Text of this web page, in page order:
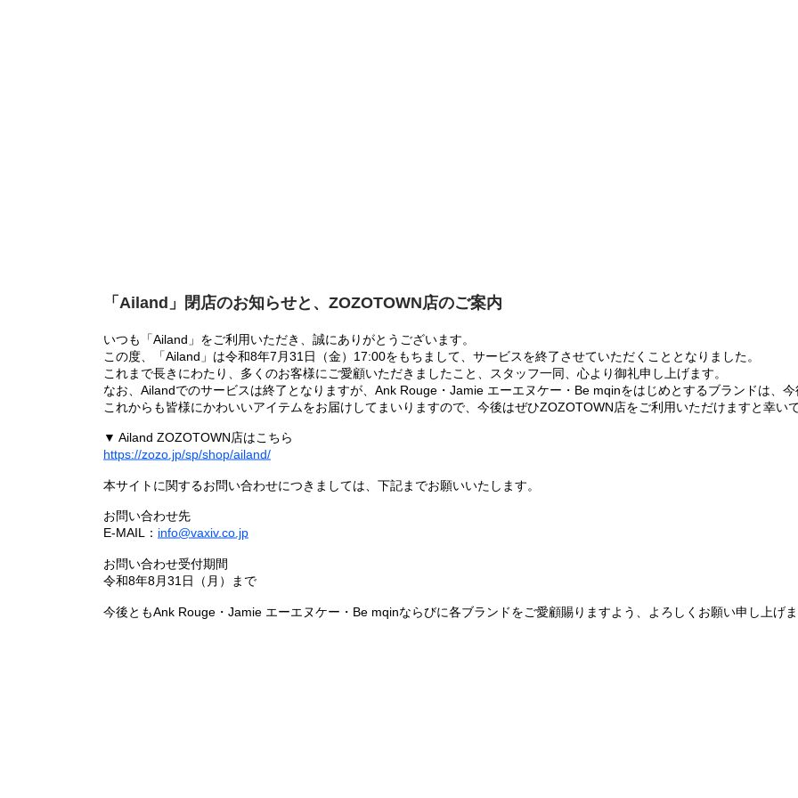
「Ailand」閉店のお知らせと、ZOZOTOWN店のご案内
いつも「Ailand」をご利用いただき、誠にありがとうございます。
この度、「Ailand」は令和8年7月31日（金）17:00をもちまして、サービスを終了させていただくこととなりました。
これまで長きにわたり、多くのお客様にご愛顧いただきましたこと、スタッフ一同、心より御礼申し上げます。
なお、Ailandでのサービスは終了となりますが、Ank Rouge・Jamie エーエヌケー・Be mqinをはじめとするブランドは、
これからも皆様にかわいいアイテムをお届けしてまいりますので、今後はぜひZOZOTOWN店をご利用いただけますと幸いで
▼ Ailand ZOZOTOWN店はこちら
https://zozo.jp/sp/shop/ailand/
本サイトに関するお問い合わせにつきましては、下記までお願いいたします。
お問い合わせ先
E-MAIL： info@vaxiv.co.jp
お問い合わせ受付期間
令和8年8月31日（月）まで
今後ともAnk Rouge・Jamie エーエヌケー・Be mqinならびに各ブランドをご愛顧賜りますよう、よろしくお願い申し上げま